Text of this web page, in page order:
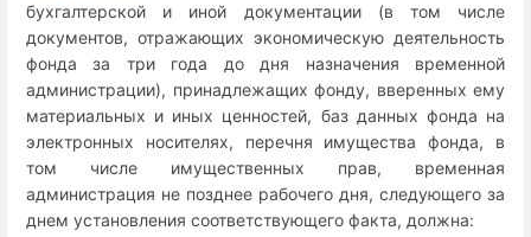
бухгалтерской и иной документации (в том числе
документов, отражающих экономическую деятельность
фонда за три года до дня назначения временной
администрации), принадлежащих фонду, вверенных ему
материальных и иных ценностей, баз данных фонда на
электронных носителях, перечня имущества фонда, в
том числе имущественных прав, временная
администрация не позднее рабочего дня, следующего за
днем установления соответствующего факта, должна: